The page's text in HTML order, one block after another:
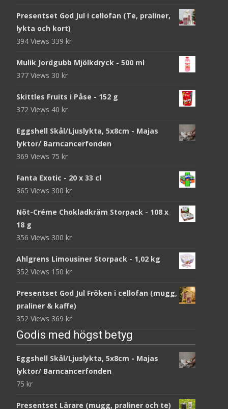
Presentset God Jul i cellofan (Te, praliner,
lykta och kort)
394 Views 339 kr
Mulik Jordgubb Mjölkdryck - 500 ml
377 Views 30 kr
Skittles Fruits i Påse - 152 g
372 Views 40 kr
Eggshell Skål/Ljuslykta, 5x8cm - Majas
lyktor/ Barncancerfonden
369 Views 75 kr
Fanta Exotic - 20 x 33 cl
365 Views 300 kr
Nöt-Créme Chokladkräm Storpack - 108 x
18 g
356 Views 300 kr
Ahlgrens Limousiner Storpack - 1,02 kg
352 Views 150 kr
Presentset God Jul Fröken i cellofan (mugg,
praliner & kaffe)
352 Views 369 kr
Godis med högst betyg
Eggshell Skål/Ljuslykta, 5x8cm - Majas
lyktor/ Barncancerfonden
75 kr
Presentset Lärare (mugg, praliner och te)